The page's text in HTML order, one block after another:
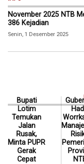
November 2025 NTB
386 Kejadian
Senin, 1 Desember 2025
Bupati
Lotim
Temukan
Jalan
Rusak,
Minta PUPR
Gerak
Cepat